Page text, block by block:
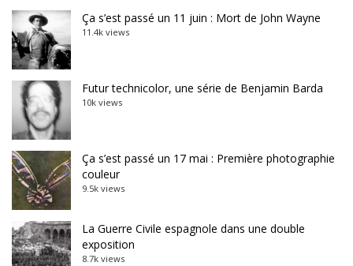
Ça s’est passé un 11 juin : Mort de John Wayne
11.4k views
Futur technicolor, une série de Benjamin Barda
10k views
Ça s’est passé un 17 mai : Première photographie
couleur
9.5k views
La Guerre Civile espagnole dans une double
exposition
8.7k views